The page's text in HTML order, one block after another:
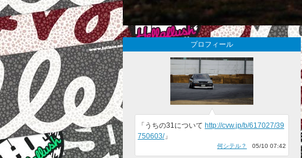
プロフィール
「うちの31について http://cvw.jp/b/617027/39
750603/」
何シテル？ 05/10 07:42